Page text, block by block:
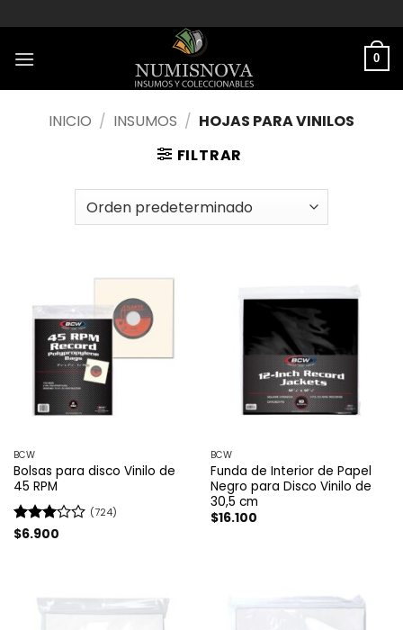
al
contenido
0
INICIO / INSUMOS / HOJAS PARA VINILOS
FILTRAR
BCW
Bolsas para disco Vinilo de
45 RPM
Valorado
(724)
$6.900
BCW
Funda de Interior de Papel
Negro para Disco Vinilo de
30,5 cm
$16.100